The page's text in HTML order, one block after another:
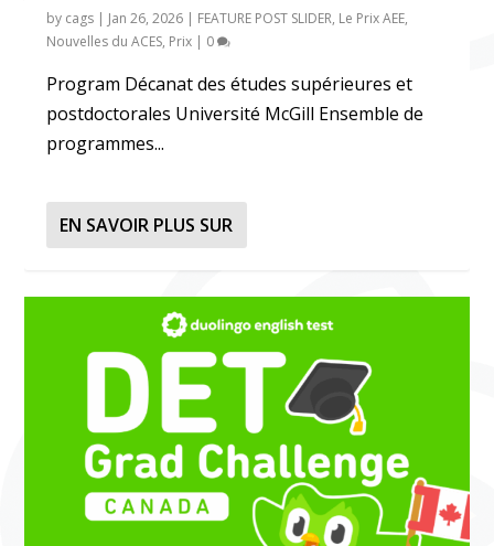
by cags | Jan 26, 2026 | FEATURE POST SLIDER, Le Prix AEE,
Nouvelles du ACES, Prix | 0
Program Décanat des études supérieures et
postdoctorales Université McGill Ensemble de
programmes...
EN SAVOIR PLUS SUR